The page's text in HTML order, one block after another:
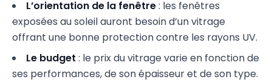
L’orientation de la fenêtre: les fenêtres
exposées au soleil auront besoin d’un vitrage
offrant une bonne protection contre les rayons UV.
Le budget : le prix du vitrage varie en fonction de
ses performances, de son épaisseur et de son type.